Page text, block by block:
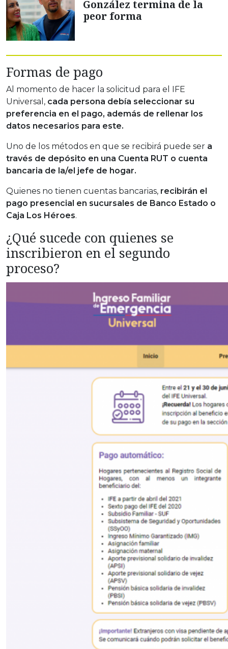
González termina de la
peor forma
Formas de pago
Al momento de hacer la solicitud para el IFE
Universal, cada persona debía seleccionar su
preferencia en el pago, además de rellenar los
datos necesarios para este.
Uno de los métodos en que se recibirá puede ser a
través de depósito en una Cuenta RUT o cuenta
bancaria de la/el jefe de hogar.
Quienes no tienen cuentas bancarias, recibirán el
pago presencial en sucursales de Banco Estado o
Caja Los Héroes.
¿Qué sucede con quienes se
inscribieron en el segundo
proceso?